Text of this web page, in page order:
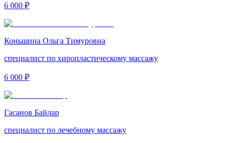
6 000 ₽
Коньшина Ольга Тимуровна
специалист по хиропластическому массажу
6 000 ₽
Гасанов Байлар
специалист по лечебному массажу